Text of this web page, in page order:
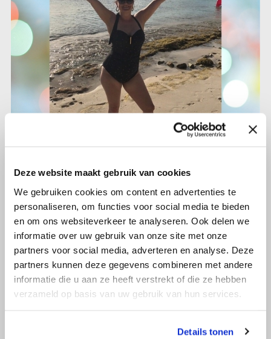
Deze website maakt gebruik van cookies
We gebruiken cookies om content en advertenties te
personaliseren, om functies voor social media te bieden
en om ons websiteverkeer te analyseren. Ook delen we
informatie over uw gebruik van onze site met onze
partners voor social media, adverteren en analyse. Deze
partners kunnen deze gegevens combineren met andere
informatie die u aan ze heeft verstrekt of die ze hebben
verzameld op basis van uw gebruik van hun services.
Details tonen
Lees verder